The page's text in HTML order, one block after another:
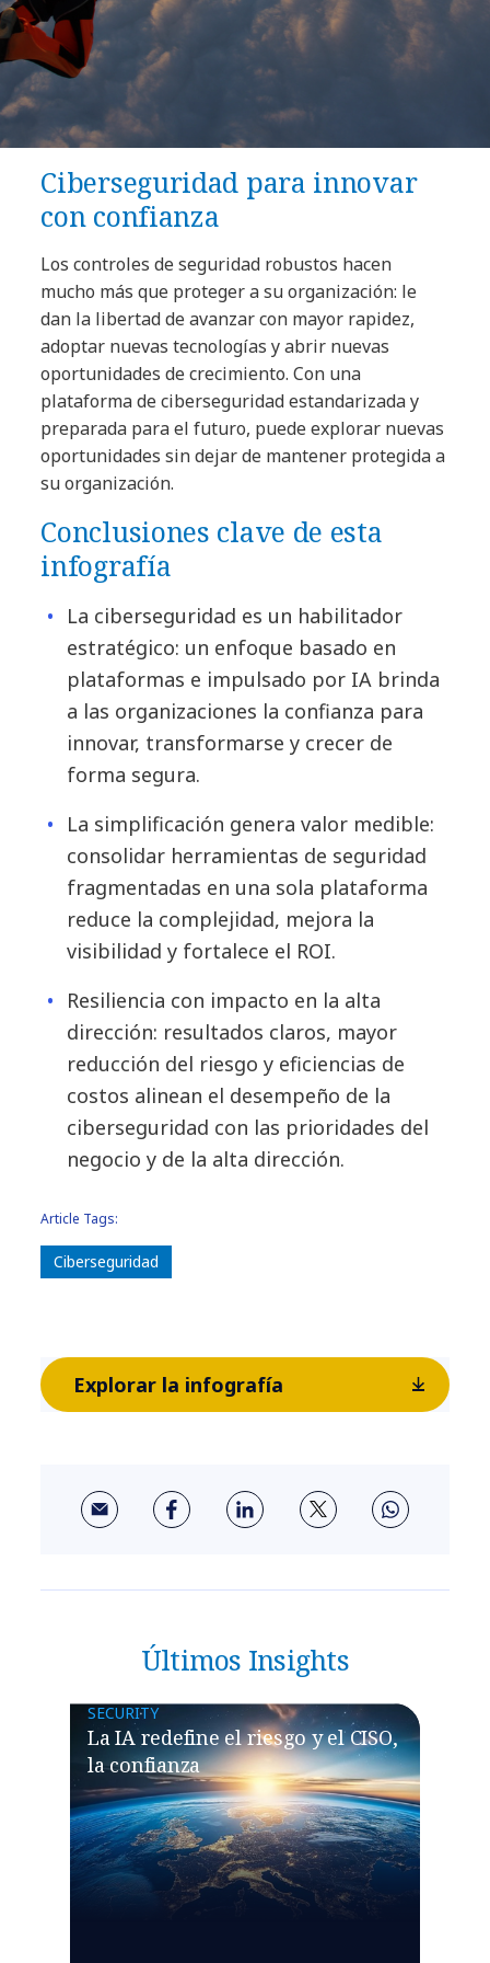
Ciberseguridad para innovar
con confianza
Los controles de seguridad robustos hacen
mucho más que proteger a su organización: le
dan la libertad de avanzar con mayor rapidez,
adoptar nuevas tecnologías y abrir nuevas
oportunidades de crecimiento. Con una
plataforma de ciberseguridad estandarizada y
preparada para el futuro, puede explorar nuevas
oportunidades sin dejar de mantener protegida a
su organización.
Conclusiones clave de esta
infografía
La ciberseguridad es un habilitador
estratégico: un enfoque basado en
plataformas e impulsado por IA brinda
a las organizaciones la confianza para
innovar, transformarse y crecer de
forma segura.
La simplificación genera valor medible:
consolidar herramientas de seguridad
fragmentadas en una sola plataforma
reduce la complejidad, mejora la
visibilidad y fortalece el ROI.
Resiliencia con impacto en la alta
dirección: resultados claros, mayor
reducción del riesgo y eficiencias de
costos alinean el desempeño de la
ciberseguridad con las prioridades del
negocio y de la alta dirección.
Article Tags:
Ciberseguridad
Explorar la infografía
Últimos Insights
SECURITY
La IA redefine el riesgo y el CISO,
la confianza